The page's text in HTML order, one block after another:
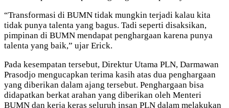
“Transformasi di BUMN tidak mungkin terjadi kalau kita
tidak punya talenta yang bagus. Tadi seperti disaksikan,
pimpinan di BUMN mendapat penghargaan karena punya
talenta yang baik,” ujar Erick.
Pada kesempatan tersebut, Direktur Utama PLN, Darmawan
Prasodjo mengucapkan terima kasih atas dua penghargaan
yang diberikan dalam ajang tersebut. Penghargaan bisa
didapatkan berkat arahan yang diberikan oleh Menteri
BUMN dan kerja keras seluruh insan PLN dalam melakukan